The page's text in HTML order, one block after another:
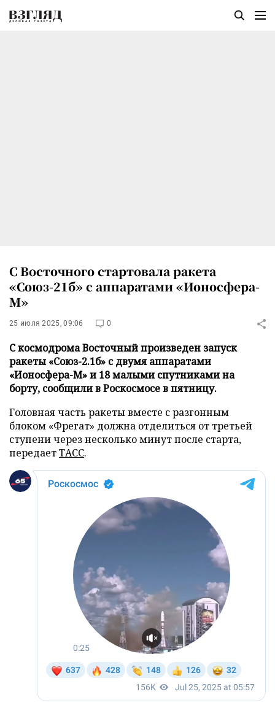
С Восточного стартовала ракета
«Союз-21б» с аппаратами «Ионосфера-
М»
25 июля 2025, 09:06 0
С космодрома Восточный произведен запуск
ракеты «Союз-2.1б» с двумя аппаратами
«Ионосфера-М» и 18 малыми спутниками на
борту, сообщили в Роскосмосе в пятницу.
Головная часть ракеты вместе с разгонным
блоком «Фрегат» должна отделиться от третьей
ступени через несколько минут после старта,
передаетТАСС.